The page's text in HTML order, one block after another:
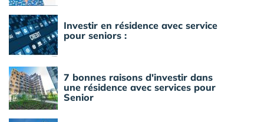
Investir en résidence avec service
pour seniors :
7 bonnes raisons d'investir dans
une résidence avec services pour
Senior